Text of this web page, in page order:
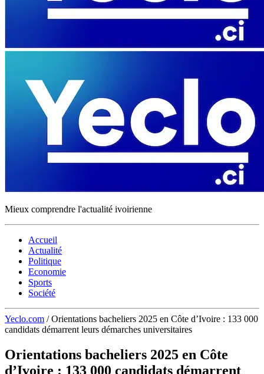
Mieux comprendre l'actualité ivoirienne
Accueil
Actualité
Politique
Economie
Sports
Société
Yeclo.com / Orientations bacheliers 2025 en Côte d’Ivoire : 133 000
candidats démarrent leurs démarches universitaires
Orientations bacheliers 2025 en Côte
d’Ivoire : 133 000 candidats démarrent